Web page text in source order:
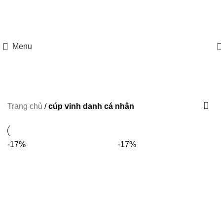
Menu
Trang chủ /cúp vinh danh cá nhân
-17% -17%